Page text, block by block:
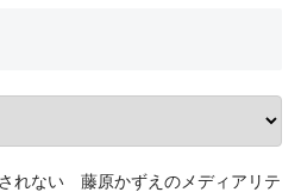
れない 藤原かずえのメディアリテ